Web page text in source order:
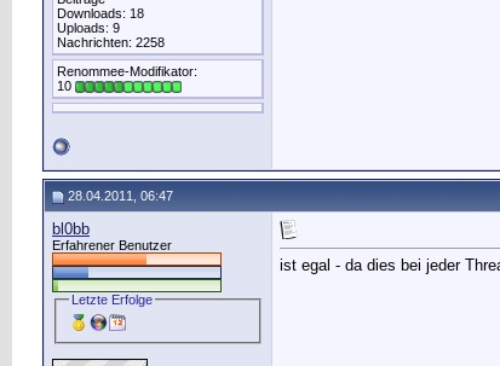
Downloads: 18
Uploads: 9
Nachrichten: 2258
Renommee-Modifikator:
10
28.04.2011, 06:47
bl0bb
Erfahrener Benutzer
Letzte Erfolge
ist egal - da dies bei jeder